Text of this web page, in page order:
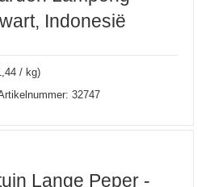
Indonesië
/ kg)
32747
Lange Peper -